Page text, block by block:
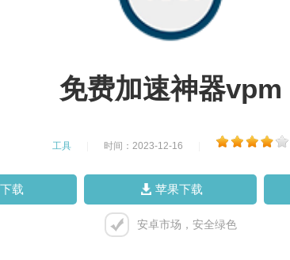
免费加速神器vpm
工具 时间：2023-12-16
载 苹果下载
安卓市场，安全绿色